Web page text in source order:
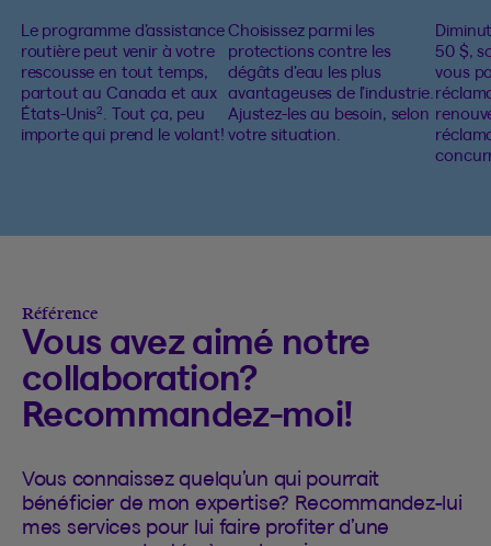
Le programme d’assistance
routière peut venir à votre
rescousse en tout temps,
partout au Canada et aux
États-Unis2
. Tout ça, peu
importe qui prend le volant!
Choisissez parmi les
protections contre les
dégâts d’eau les plus
avantageuses de l’industrie.
Ajustez-les au besoin, selon
votre situation.
50 $,
vous
Référence
Vous avez aimé notre
collaboration?
Recommandez-moi!
Vous connaissez quelqu’un qui pourrait
bénéficier de mon expertise? Recommandez-lui
mes services pour lui faire profiter d’une